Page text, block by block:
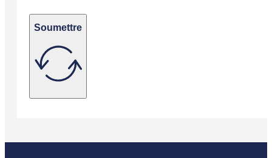
Soumettre